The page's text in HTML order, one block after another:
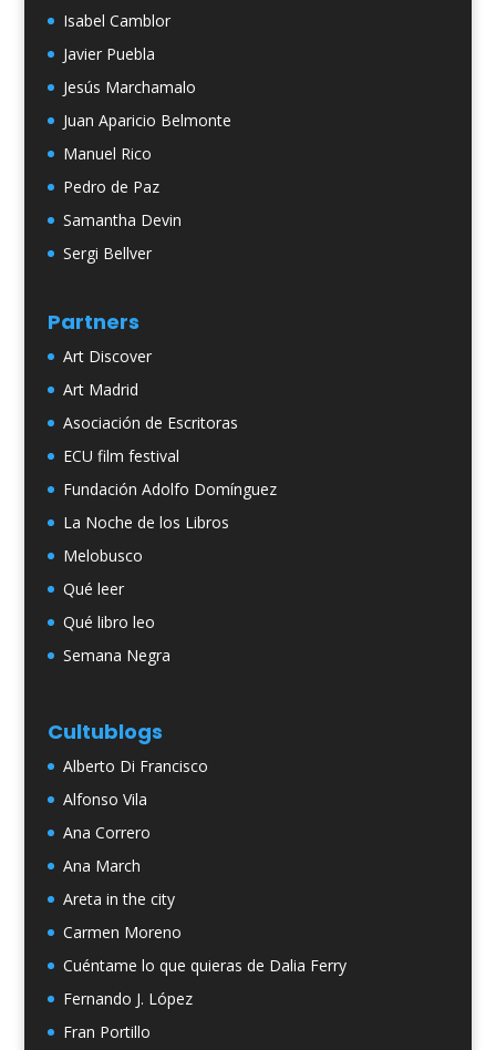
Isabel Camblor
Javier Puebla
Jesús Marchamalo
Juan Aparicio Belmonte
Manuel Rico
Pedro de Paz
Samantha Devin
Sergi Bellver
Partners
Art Discover
Art Madrid
Asociación de Escritoras
ECU film festival
Fundación Adolfo Domínguez
La Noche de los Libros
Melobusco
Qué leer
Qué libro leo
Semana Negra
Cultublogs
Alberto Di Francisco
Alfonso Vila
Ana Correro
Ana March
Areta in the city
Carmen Moreno
Cuéntame lo que quieras de Dalia Ferry
Fernando J. López
Fran Portillo